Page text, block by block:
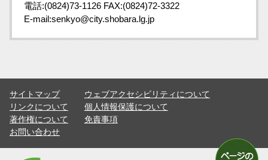
電話:(0824)73-1126 FAX:(0824)72-3322
E-mail:senkyo@city.shobara.lg.jp
サイトマップ
ウェブアクセシビリティについて
リンクについて
個人情報保護について
著作権について
免責事項
お問い合わせ